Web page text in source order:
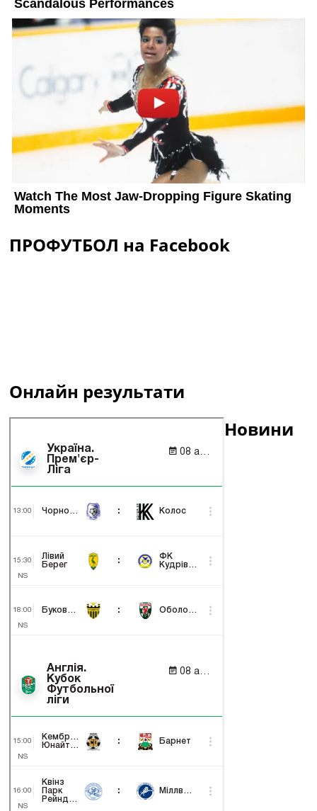
ПРОФУТБОЛ на Facebook
Онлайн результати
Новини